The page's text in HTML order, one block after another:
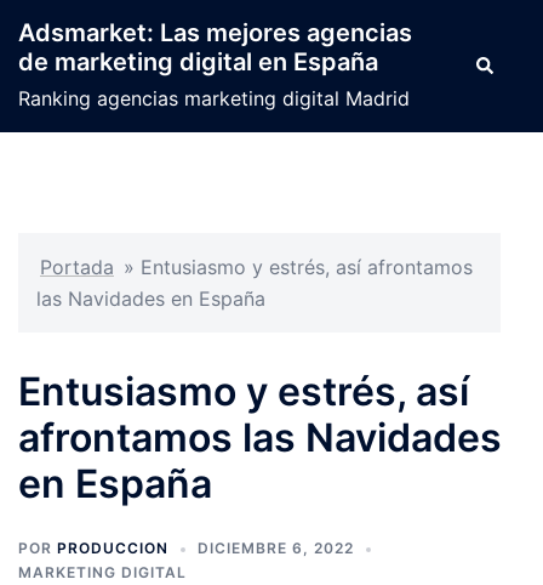
contenido
Adsmarket: Las mejores agencias
de marketing digital en España
Ranking agencias marketing digital Madrid
Buscar
Portada » Entusiasmo y estrés, así afrontamos
las Navidades en España
Entusiasmo y estrés, así
afrontamos las Navidades
en España
POR PRODUCCION
DICIEMBRE 6, 2022
MARKETING DIGITAL